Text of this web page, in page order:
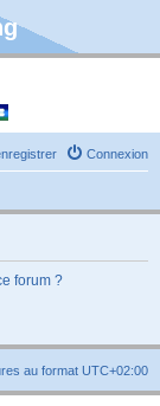
Connexion
forum ?
au format UTC+02:00